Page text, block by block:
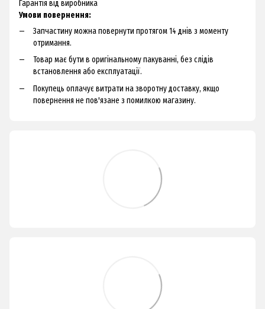
Гарантія від виробника
Умови повернення:
Запчастину можна повернути протягом 14 днів з моменту
отримання.
Товар має бути в оригінальному пакуванні, без слідів
встановлення або експлуатації.
Покупець оплачує витрати на зворотну доставку, якщо
повернення не пов'язане з помилкою магазину.